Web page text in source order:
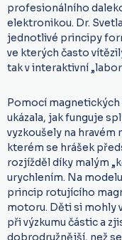
profesionálního
elektronikou. Dr.
jednotlivé principy
ve kterých často
tak v interaktivní
Pomocí
ukázala, jak funguje
vyzkoušely na hravém
kterém se hrášek
rozjížděl díky malým
urychlením. Na
princip rotujícího
motoru. Děti si mohly
při výzkumu částic a
dobrodružnější, než